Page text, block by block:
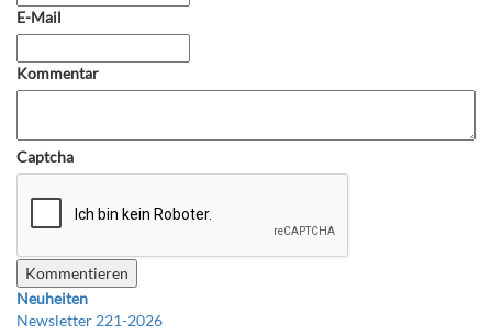
E-Mail
Kommentar
Captcha
Neuheiten
Newsletter 221-2026